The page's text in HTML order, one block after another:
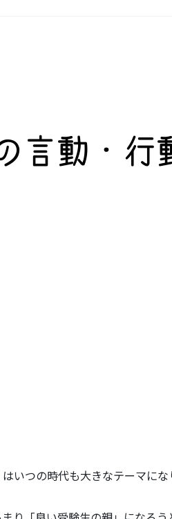
はいつの時代も大きなテーマにな